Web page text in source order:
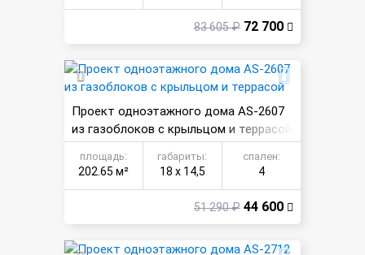
83 605 ₽ 72 700
Проект одноэтажного дома AS-2607
из газоблоков с крыльцом и террасой
площадь:
202.65 м²
габариты:
18 х 14,5
спален:
4
51 290 ₽ 44 600